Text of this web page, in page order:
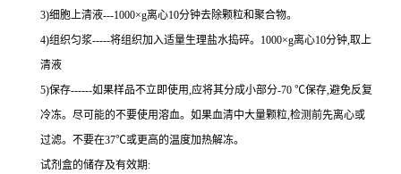
3)细胞上清液---1000×g离心10分钟去除颗粒和聚合物。
4)组织匀浆-----将组织加入适量生理盐水捣碎。 1000×g离心10分钟,取上
清液
5)保存------如果样品不立即使用,应将其分成小部分-70 ℃保存,避免反复
冷冻。尽可能的不要使用溶血。如果血清中大量颗粒,检测前先离心或
过滤。不要在37℃或更高的温度加热解冻。
试剂盒的储存及有效期: